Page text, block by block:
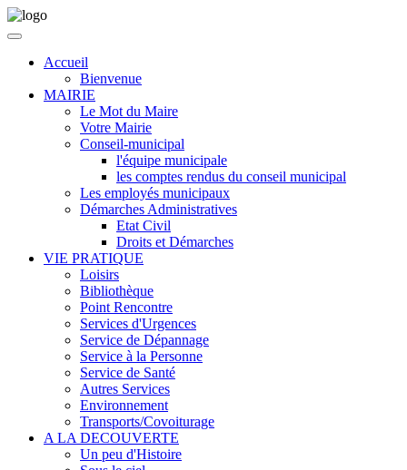
Accueil
Bienvenue
MAIRIE
Le Mot du Maire
Votre Mairie
Conseil-municipal
l'équipe municipale
les comptes rendus du conseil municipal
Les employés municipaux
Démarches Administratives
Etat Civil
Droits et Démarches
VIE PRATIQUE
Loisirs
Bibliothèque
Point Rencontre
Services d'Urgences
Service de Dépannage
Service à la Personne
Service de Santé
Autres Services
Environnement
Transports/Covoiturage
A LA DECOUVERTE
Un peu d'Histoire